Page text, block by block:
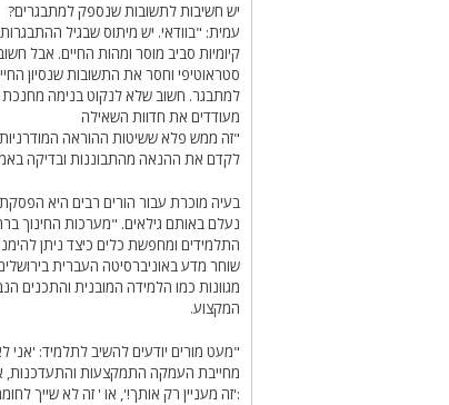
יש חשיבות לתשובות שנספק למתבגרים?
עמית: "בוודאי. יש מיתוס שבגיל
קיומיות סביב מוסר ומהות החיים. אבל
סטראוטיפי וחסר את התשובות שנסיון
למתבגר. חשוב שלא לנקוט בנימה מחנכת
מעודדים את חדוות השאילה
"זה ממש פלא ששיטות ההוראה המודרניות
לקדם את ההנאה מהתבוננות ובדיקה
בעיה מוכרת עבור הורים רבים היא
נעלם באותם גילאים. "מערכות החינוך
התלמידים ומחפשת כלים כיצד ניתן
שוחר מדע באוניברסיטה העברית
מגוונות כמו הלמידה המובנית והתכנים
המקצוע.
"מעט מורים יודעים להשיב לתלמיד: 'אני
מחייבת העמקה התמקצעות והתעדכנות,
:'זה מעניין רק אותך!', או ' זה לא שייך